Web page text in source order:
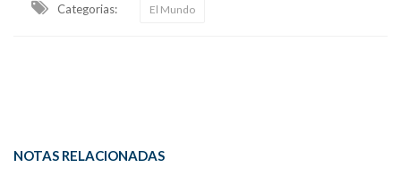
Categorias: El Mundo
NOTAS RELACIONADAS